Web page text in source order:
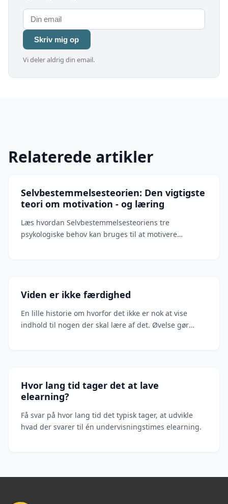
Skriv mig op
Vi deler aldrig din email.
Relaterede artikler
Selvbestemmelsesteorien: Den vigtigste
teori om motivation - og læring
Læs hvordan Selvbestemmelsesteoriens tre
psykologiske behov kan bruges til at motivere
Viden er ikke færdighed
En lille historie om hvorfor det ikke er nok at vise
indhold til nogen der skal lære af det. Øvelse gør
Hvor lang tid tager det at lave
elearning?
Få svar på hvor lang tid det typisk tager, at udvikle
hvad der svarer til én undervisningstimes elearning.